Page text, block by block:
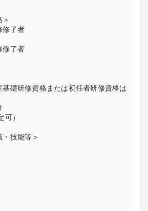
修了者
修了者
礎研修資格または初任者研修資格は
可）
・技能等＞